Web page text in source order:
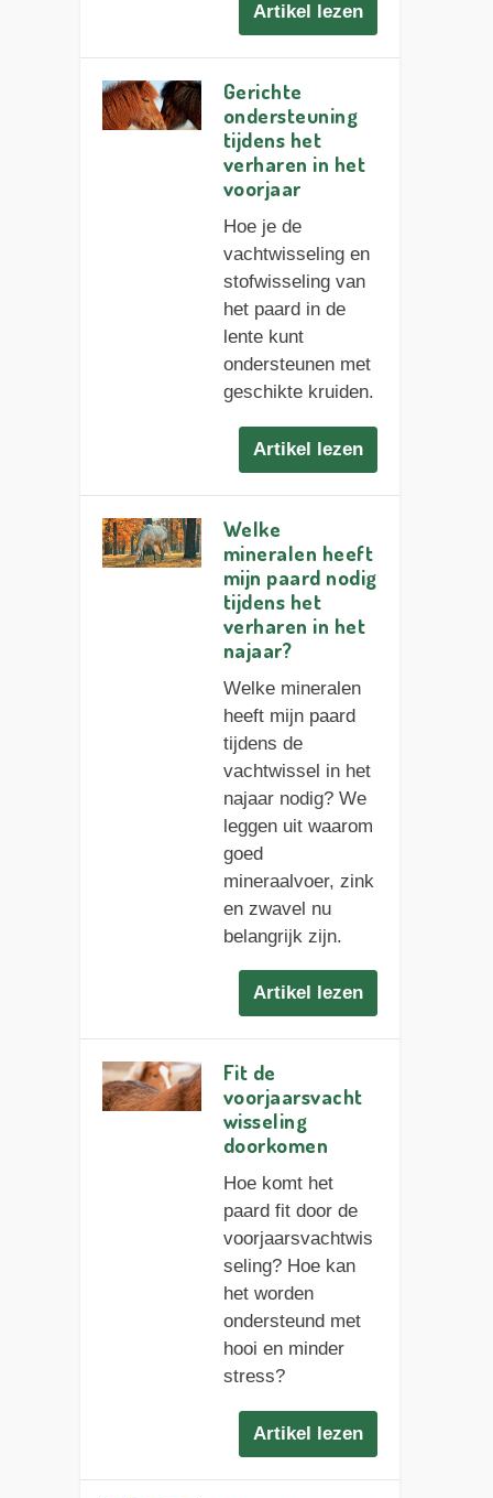
Artikel lezen
Gerichte
ondersteuning
tijdens het
verharen in het
voorjaar
Hoe je de
vachtwisseling en
stofwisseling van
het paard in de
lente kunt
ondersteunen met
geschikte kruiden.
Artikel lezen
Welke
mineralen heeft
mijn paard nodig
tijdens het
verharen in het
najaar?
Welke mineralen
heeft mijn paard
tijdens de
vachtwissel in het
najaar nodig? We
leggen uit waarom
goed
mineraalvoer, zink
en zwavel nu
belangrijk zijn.
Artikel lezen
Fit de
voorjaarsvacht
wisseling
doorkomen
Hoe komt het
paard fit door de
voorjaarsvachtwis
seling? Hoe kan
het worden
ondersteund met
hooi en minder
stress?
Artikel lezen